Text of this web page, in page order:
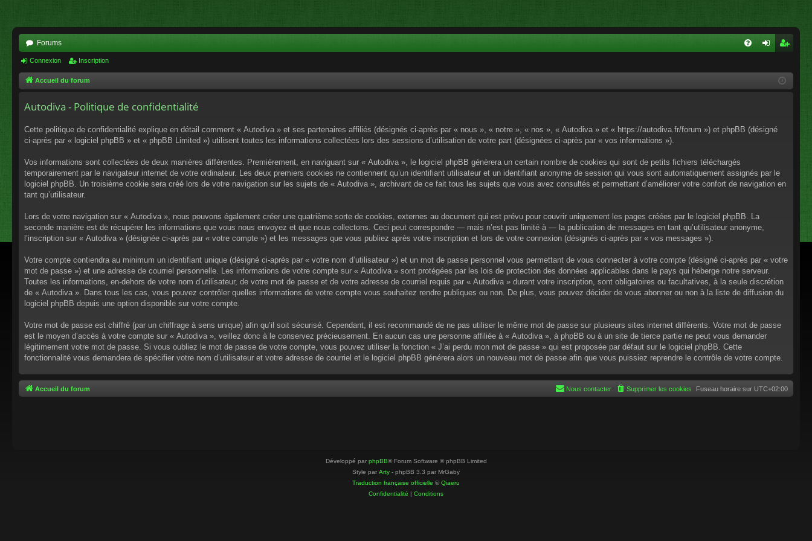
Forums
cri
Connexion Inscription
Accueil du forum
Autodiva - Politique de confidentialité
Cette politique de confidentialité explique en détail comment « Autodiva » et ses partenaires affiliés (désignés ci-après par « nous », « notre », « nos », « Autodiva » et « https://autodiva.fr/forum ») et phpBB (désigné
ci-après par « logiciel phpBB » et « phpBB Limited ») utilisent toutes les informations collectées lors des sessions d’utilisation de votre part (désignées ci-après par « vos informations »).
Vos informations sont collectées de deux manières différentes. Premièrement, en naviguant sur « Autodiva », le logiciel phpBB génèrera un certain nombre de cookies qui sont de petits fichiers téléchargés
temporairement par le navigateur internet de votre ordinateur. Les deux premiers cookies ne contiennent qu’un identifiant utilisateur et un identifiant anonyme de session qui vous sont automatiquement assignés par le
logiciel phpBB. Un troisième cookie sera créé lors de votre navigation sur les sujets de « Autodiva », archivant de ce fait tous les sujets que vous avez consultés et permettant d’améliorer votre confort de navigation en
tant qu’utilisateur.
Lors de votre navigation sur « Autodiva », nous pouvons également créer une quatrième sorte de cookies, externes au document qui est prévu pour couvrir uniquement les pages créées par le logiciel phpBB. La
seconde manière est de récupérer les informations que vous nous envoyez et que nous collectons. Ceci peut correspondre — mais n’est pas limité à — la publication de messages en tant qu’utilisateur anonyme,
l’inscription sur « Autodiva » (désignée ci-après par « votre compte ») et les messages que vous publiez après votre inscription et lors de votre connexion (désignés ci-après par « vos messages »).
Votre compte contiendra au minimum un identifiant unique (désigné ci-après par « votre nom d’utilisateur ») et un mot de passe personnel vous permettant de vous connecter à votre compte (désigné ci-après par « votre
mot de passe ») et une adresse de courriel personnelle. Les informations de votre compte sur « Autodiva » sont protégées par les lois de protection des données applicables dans le pays qui héberge notre serveur.
Toutes les informations, en-dehors de votre nom d’utilisateur, de votre mot de passe et de votre adresse de courriel requis par « Autodiva » durant votre inscription, sont obligatoires ou facultatives, à la seule discrétion
de « Autodiva ». Dans tous les cas, vous pouvez contrôler quelles informations de votre compte vous souhaitez rendre publiques ou non. De plus, vous pouvez décider de vous abonner ou non à la liste de diffusion du
logiciel phpBB depuis une option disponible sur votre compte.
Votre mot de passe est chiffré (par un chiffrage à sens unique) afin qu’il soit sécurisé. Cependant, il est recommandé de ne pas utiliser le même mot de passe sur plusieurs sites internet différents. Votre mot de passe
est le moyen d’accès à votre compte sur « Autodiva », veillez donc à le conservez précieusement. En aucun cas une personne affiliée à « Autodiva », à phpBB ou à un site de tierce partie ne peut vous demander
légitimement votre mot de passe. Si vous oubliez le mot de passe de votre compte, vous pouvez utiliser la fonction « J’ai perdu mon mot de passe » qui est proposée par défaut sur le logiciel phpBB. Cette
fonctionnalité vous demandera de spécifier votre nom d’utilisateur et votre adresse de courriel et le logiciel phpBB générera alors un nouveau mot de passe afin que vous puissiez reprendre le contrôle de votre compte.
Accueil du forum Fuseau horaire sur UTC+02:00
Supprimer les cookies
Nous contacter
Développé par phpBB® Forum Software © phpBB Limited
Style par Arty - phpBB 3.3 par MrGaby
Traduction française officielle ©Qiaeru
Confidentialité | Conditions